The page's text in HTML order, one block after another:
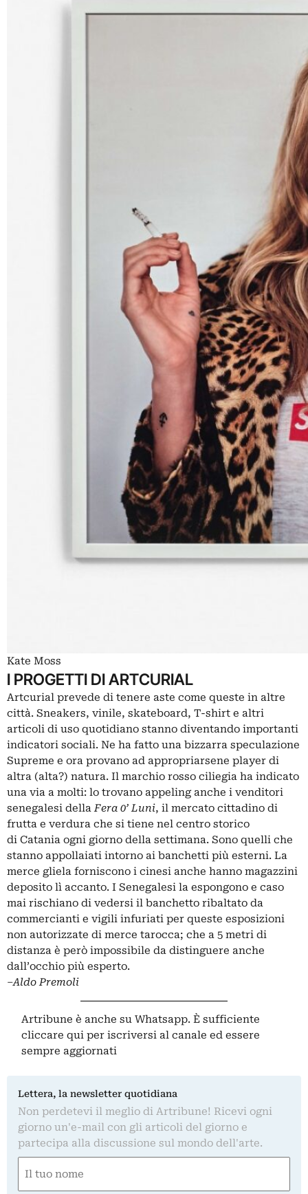
Kate Moss
I PROGETTI DI ARTCURIAL
Artcurial prevede di tenere aste come queste in altre
città. Sneakers, vinile, skateboard, T-shirt e altri
articoli di uso quotidiano stanno diventando importanti
indicatori sociali. Ne ha fatto una bizzarra speculazione
Supreme e ora provano ad appropriarsene player di
altra (alta?) natura. Il marchio rosso ciliegia ha indicato
una via a molti: lo trovano appeling anche i venditori
senegalesi della Fera 0’ Luni, il mercato cittadino di
frutta e verdura che si tiene nel centro storico
di Catania ogni giorno della settimana. Sono quelli che
stanno appollaiati intorno ai banchetti più esterni. La
merce gliela forniscono i cinesi anche hanno magazzini
deposito lì accanto. I Senegalesi la espongono e caso
mai rischiano di vedersi il banchetto ribaltato da
commercianti e vigili infuriati per queste esposizioni
non autorizzate di merce tarocca; che a 5 metri di
distanza è però impossibile da distinguere anche
dall’occhio più esperto.
–Aldo Premoli
Artribune è anche su Whatsapp. È sufficiente
cliccare qui per iscriversi al canale ed essere
sempre aggiornati
Lettera, la newsletter quotidiana
Non perdetevi il meglio di Artribune! Ricevi ogni
giorno un'e-mail con gli articoli del giorno e
partecipa alla discussione sul mondo dell'arte.
(Required)